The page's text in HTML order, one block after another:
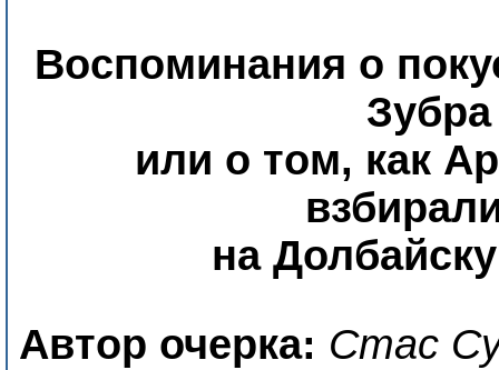
Воспоминания о
Зубра
или о том, как
на
Автор очерка: Стас